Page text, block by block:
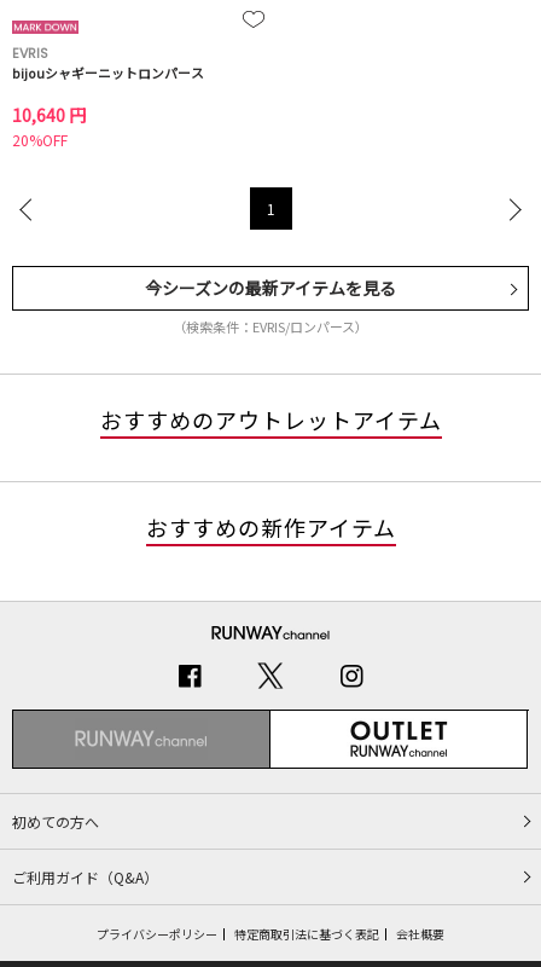
EVRIS
bijouシャギーニットロンパース
10,640 円
20%OFF
1
今シーズンの最新アイテムを見る
（検索条件：EVRIS/ロンパース）
おすすめのアウトレットアイテム
おすすめの新作アイテム
初めての方へ
ご利用ガイド（Q&A）
プライバシーポリシー 特定商取引法に基づく表記 会社概要